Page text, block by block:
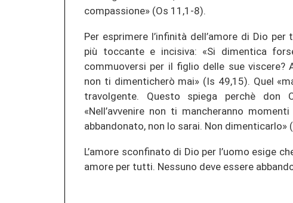
compassione» (Os 11,1-8).
Per esprimere l’infinità dell’amore di Dio per
più toccante e incisiva: «Si dimentica
commuoversi per il figlio delle sue
non ti dimenticherò mai» (Is 49,15). Quel
travolgente. Questo spiega perchè don
«Nell’avvenire non ti mancheranno
abbandonato, non lo sarai. Non dimenticarlo»
L’amore sconfinato di Dio per l’uomo esige
amore per tutti. Nessuno deve essere